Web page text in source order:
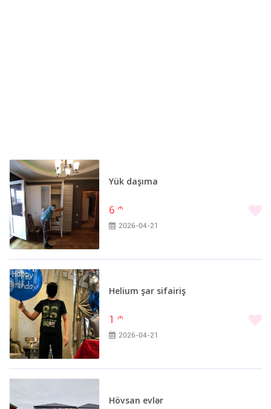
Yük daşıma
6 m
2026-04-21
Helium şar sifairiş
1 m
2026-04-21
Hövsan evlər